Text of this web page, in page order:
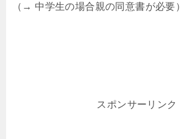
（→ 中学生の場合親の同意書が必要）
スポンサーリンク